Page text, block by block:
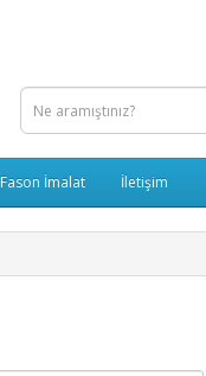
Fason İmalat İletişim